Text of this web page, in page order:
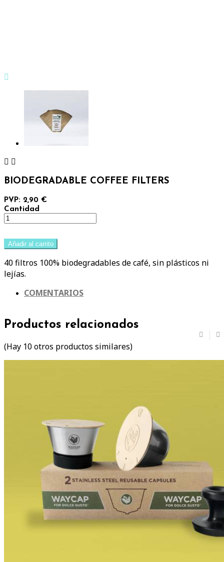

 
BIODEGRADABLE COFFEE FILTERS
PVP: 2,90 €
Cantidad
Añadir al carrito
40 filtros 100% biodegradables de café, sin plásticos ni
lejías.
COMENTARIOS
Productos relacionados
(Hay 10 otros productos similares)